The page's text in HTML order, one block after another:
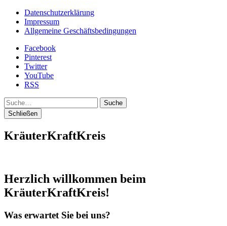
Datenschutzerklärung
Impressum
Allgemeine Geschäftsbedingungen
Facebook
Pinterest
Twitter
YouTube
RSS
Suche
Schließen
KräuterKraftKreis
Herzlich willkommen beim
KräuterKraftKreis!
Was erwartet Sie bei uns?